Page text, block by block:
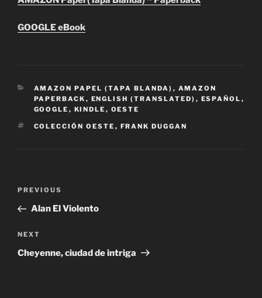
GOOGLE eBook
CATEGORIES
AMAZON PAPEL (TAPA BLANDA) , AMAZON
PAPERBACK , ENGLISH (TRANSLATED) , ESPAÑOL ,
GOOGLE , KINDLE , OESTE
TAGS
COLECCIÓN OESTE , FRANK DUGGAN
Previous
Post
PREVIOUS
Alan El Violento
Next
Post
NEXT
Cheyenne, ciudad de intriga